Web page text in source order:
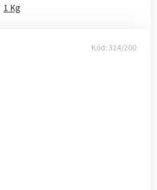
1 Kg
Kód:324/200